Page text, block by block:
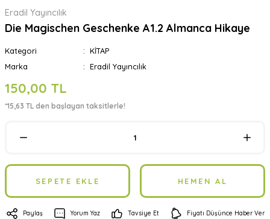
Eradil Yayıncılık
Die Magischen Geschenke A1.2 Almanca Hikaye
Kategori
KİTAP
Marka
Eradil Yayıncılık
150,00 TL
*15,63 TL den başlayan taksitlerle!
SEPETE EKLE HEMEN AL
Paylaş Yorum Yaz Tavsiye Et Fiyatı Düşünce Haber Ver